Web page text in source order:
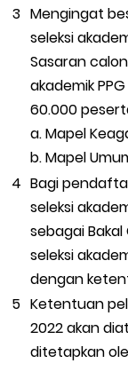
Mengingat
seleksi
Sasaran
akademik
60.000
a. Mapel
b. Mapel
Bagi
seleksi
sebagai
seleksi
dengan
Ketentuan
2022 akan
ditetapkan